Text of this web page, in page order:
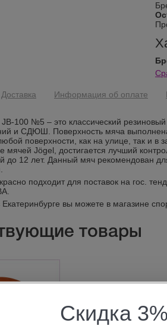
Доставка Информация об оплате
100 №5 – это классический
и СДЮШ. Поверхность мяча
поверхности, как на улице, так и
мячей Jögel, достигается лучший
до 12 лет. Данный мяч рекомендован
подходит для поставок на гос.
Екатеринбурге вы можете в магазине
товары
Скидка 3%